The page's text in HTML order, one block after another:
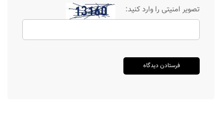
تصویر امنیتی را وارد کنید: